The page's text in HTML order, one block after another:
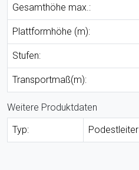
Gesamthöhe max.:
Plattformhöhe (m):
Stufen:
Transportmaß(m):
Weitere Produktdaten
Typ:
Podestleiter